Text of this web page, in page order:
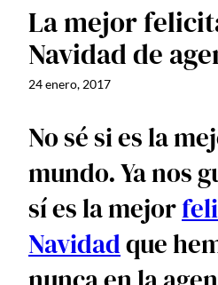
La mejor
Navidad de
24 enero, 2017
No sé si es la
mundo. Ya nos
sí es la mejor
Navidadque